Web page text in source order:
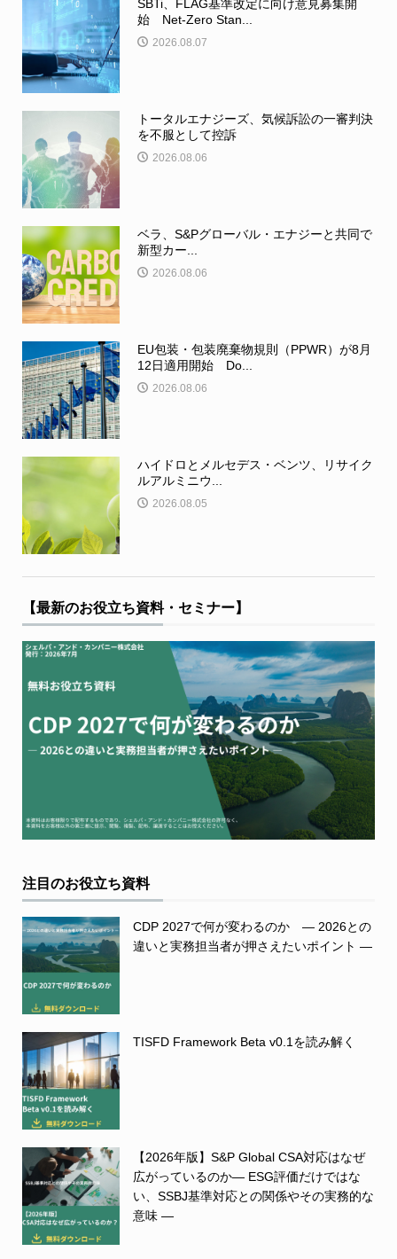
SBTi、FLAG基準改定に向け意見募集開
始 Net-Zero Stan...
2026.08.07
トータルエナジーズ、気候訴訟の一審判決
を不服として控訴
2026.08.06
ベラ、S&Pグローバル・エナジーと共同で
新型カー...
2026.08.06
EU包装・包装廃棄物規則（PPWR）が8月
12日適用開始 Do...
2026.08.06
ハイドロとメルセデス・ベンツ、リサイク
ルアルミニウ...
2026.08.05
【最新のお役立ち資料・セミナー】
注目のお役立ち資料
CDP 2027で何が変わるのか ― 2026との
違いと実務担当者が押さえたいポイント ―
TISFD Framework Beta v0.1を読み解く
【2026年版】S&P Global CSA対応はなぜ
広がっているのか― ESG評価だけではな
い、SSBJ基準対応との関係やその実務的な
意味 ―